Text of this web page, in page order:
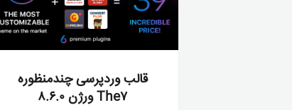
قالب وردپرسی چندمنظوره
The۷ ورژن ۸.۶.۰